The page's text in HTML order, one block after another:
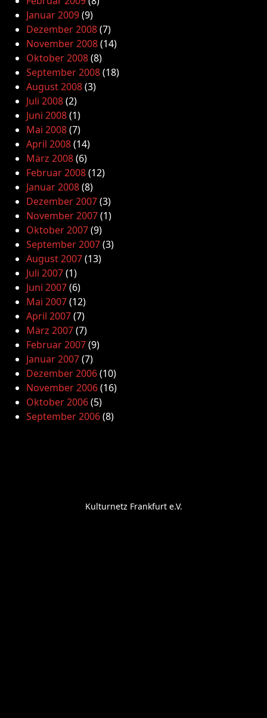
Januar 2009(9)
Dezember 2008(7)
November 2008(14)
Oktober 2008(8)
September 2008(18)
August 2008(3)
Juli 2008(2)
Juni 2008(1)
Mai 2008(7)
April 2008(14)
März 2008(6)
Februar 2008(12)
Januar 2008(8)
Dezember 2007(3)
November 2007(1)
Oktober 2007(9)
September 2007(3)
August 2007(13)
Juli 2007(1)
Juni 2007(6)
Mai 2007(12)
April 2007(7)
März 2007(7)
Februar 2007(9)
Januar 2007(7)
Dezember 2006(10)
November 2006(16)
Oktober 2006(5)
September 2006(8)
Kulturnetz Frankfurt e.V.